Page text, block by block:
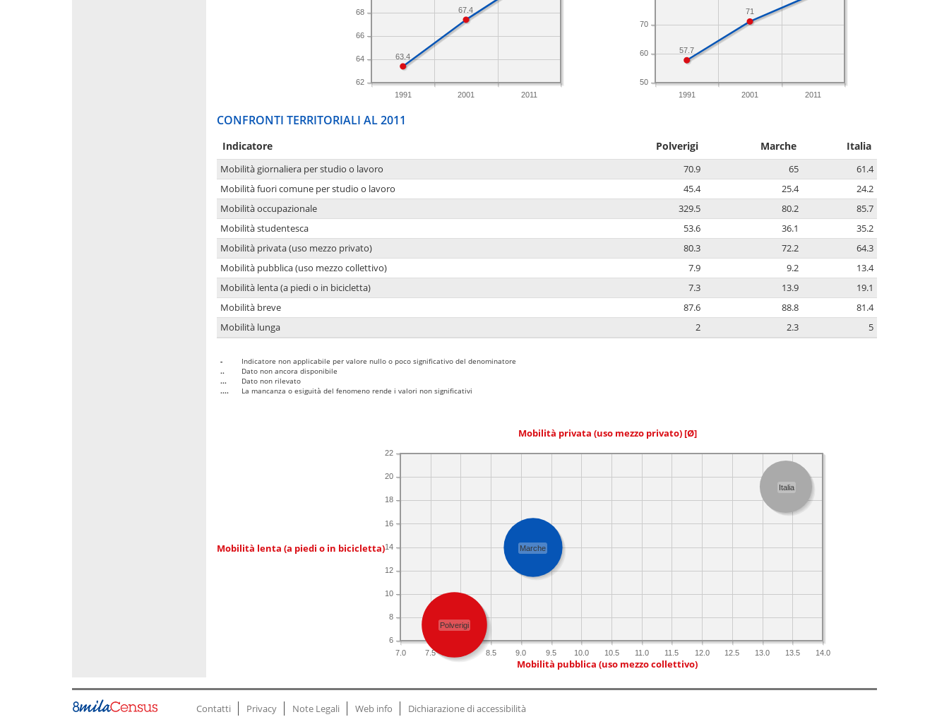
1991 2001 2011
62
64
66
68 67.4
63.4
1991 2001 2011
50
60
70
71
57.7
CONFRONTI TERRITORIALI AL 2011
Indicatore Polverigi Marche Italia
Mobilità giornaliera per studio o lavoro 70.9 65
61.4
Mobilità fuori comune per studio o lavoro
45.4 25.4
24.2
Mobilità occupazionale
329.5 80.2
85.7
Mobilità studentesca
53.6 36.1
35.2
Mobilità privata (uso mezzo privato)
80.3 72.2
64.3
Mobilità pubblica (uso mezzo collettivo)
7.9 9.2
13.4
Mobilità lenta (a piedi o in bicicletta)
7.3 13.9
19.1
Mobilità breve
87.6 88.8
81.4
Mobilità lunga
2 2.3 5
-
Indicatore non applicabile per valore nullo o poco significativo del denominatore
..
Dato non ancora disponibile
...
Dato non rilevato
....
La mancanza o esiguità del fenomeno rende i valori non significativi
Mobilità privata (uso mezzo privato) [Ø]
Mobilità lenta (a piedi o in bicicletta)
7.0 7.5 8.5 9.0 9.5 10.0 10.5 11.0 11.5 12.0 12.5 13.0 13.5 14.0
6
8
10
12
14
16
18
20
22
Polverigi
Marche
Italia
Mobilità pubblica (uso mezzo collettivo)
Contatti Privacy Note Legali Web info Dichiarazione di accessibilità